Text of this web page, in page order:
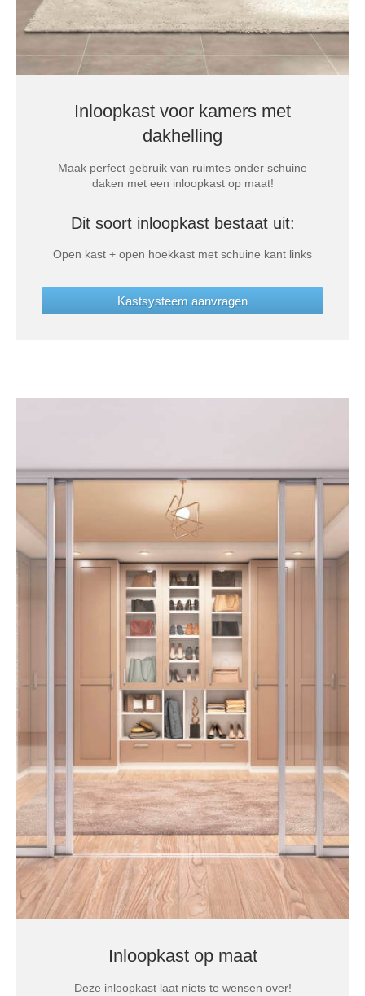
Inloopkast voor kamers met
dakhelling
Maak perfect gebruik van ruimtes onder schuine
daken met een inloopkast op maat!
Dit soort inloopkast bestaat uit:
Open kast + open hoekkast met schuine kant links
Kastsysteem aanvragen
Inloopkast op maat
Deze inloopkast laat niets te wensen over!